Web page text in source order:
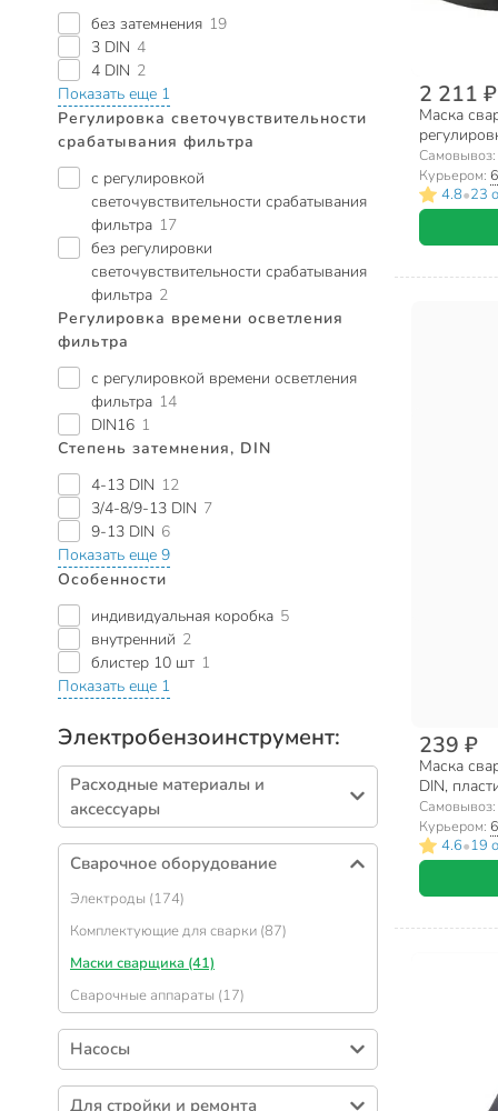
без затемнения 19
3 DIN 4
4 DIN 2
Показать еще 1
Регулировка светочувствительности
срабатывания фильтра
с регулировкой
светочувствительности срабатывания
фильтра 17
без регулировки
светочувствительности срабатывания
фильтра 2
Регулировка времени осветления
фильтра
с регулировкой времени осветления
фильтра 14
DIN16 1
Степень затемнения, DIN
4-13 DIN 12
3/4-8/9-13 DIN 7
9-13 DIN 6
Показать еще 9
Особенности
индивидуальная коробка 5
внутренний 2
блистер 10 шт 1
Показать еще 1
Электробензоинструмент:
Расходные материалы и
аксессуары
Сверла (690)
Абразивные диски (499)
Пильные диски (173)
Коронки сверлильные (127)
Насадки для инструмента (96)
Биты (89)
Катушки, лески для триммера (80)
Пилки для электролобзика (64)
Пильные цепи (46)
Сварочное оборудование
Электроды (174)
Комплектующие для сварки (87)
Маски сварщика (41)
Сварочные аппараты (17)
Насосы
Аксессуары для насосов (85)
Для стройки и ремонта
2 211 ₽
Маска
65/14
Самовывоз:
Курьером:
4.8•23
239 ₽
Маска
DIN,
Самовывоз:
Курьером:
4.6•19